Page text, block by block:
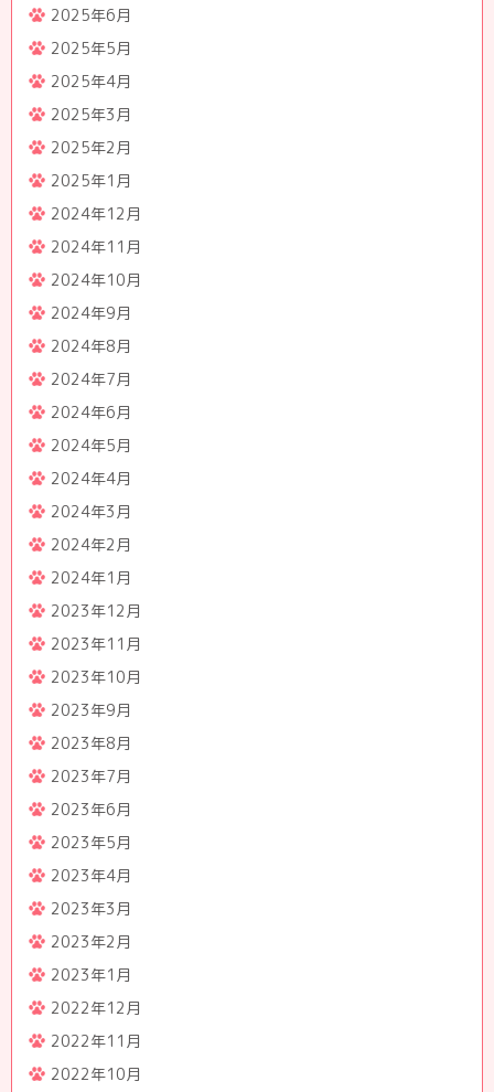
2025年6月
2025年5月
2025年4月
2025年3月
2025年2月
2025年1月
2024年12月
2024年11月
2024年10月
2024年9月
2024年8月
2024年7月
2024年6月
2024年5月
2024年4月
2024年3月
2024年2月
2024年1月
2023年12月
2023年11月
2023年10月
2023年9月
2023年8月
2023年7月
2023年6月
2023年5月
2023年4月
2023年3月
2023年2月
2023年1月
2022年12月
2022年11月
2022年10月